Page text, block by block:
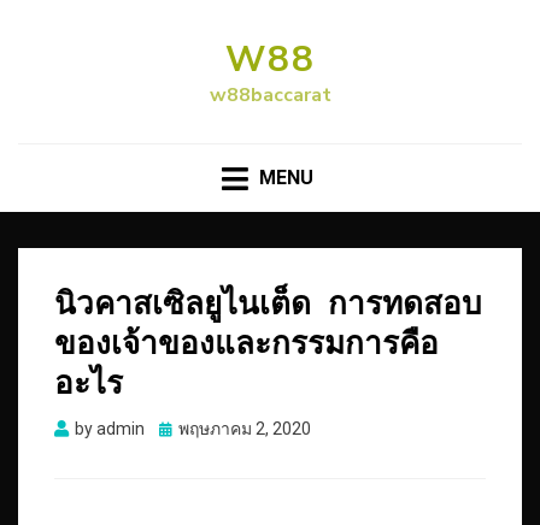
W88
w88baccarat
MENU
นิวคาสเซิลยูไนเต็ด การทดสอบ
ของเจ้าของและกรรมการคือ
อะไร
byadmin
Posted
พฤษภาคม 2, 2020